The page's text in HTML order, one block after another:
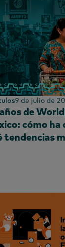
9 de julio de
de
cómo ha
tendencias